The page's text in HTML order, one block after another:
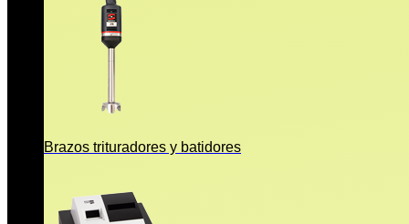
Brazos trituradores y batidores